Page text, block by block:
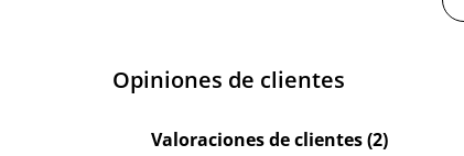
Opiniones de clientes
Valoraciones de clientes (2)